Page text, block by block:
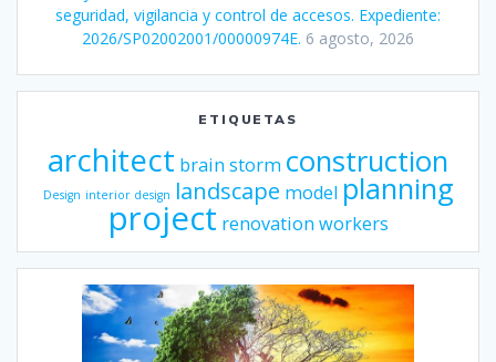
seguridad, vigilancia y control de accesos. Expediente:
2026/SP02002001/00000974E. 6 agosto, 2026
ETIQUETAS
architect brain storm construction
Design interior design landscape model planning
project renovation workers